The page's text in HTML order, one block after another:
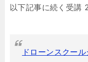
以下記事に続く受講
ドローンスクー